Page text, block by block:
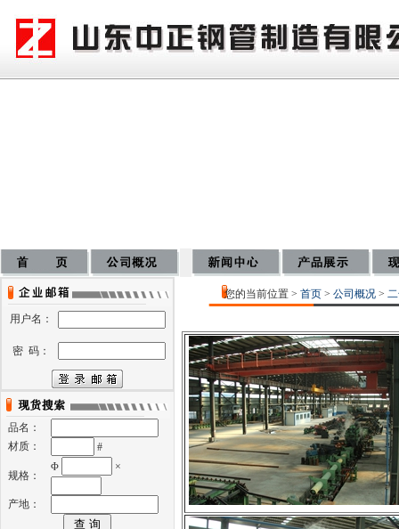
用户名：
密 码：
品名：
材质：
#
规格：
Φ ×
产地：
您的当前位置 > 首页> 公司概况>